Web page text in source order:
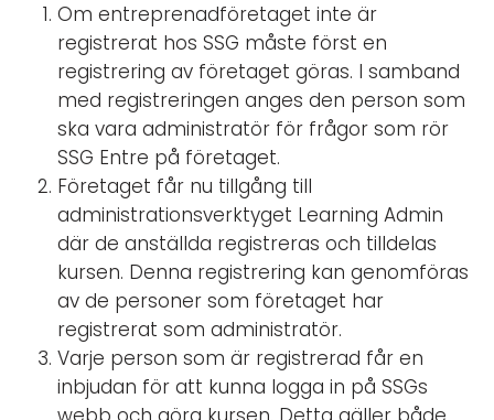
Om entreprenadföretaget inte är
registrerat hos SSG måste först en
registrering av företaget göras. I samband
med registreringen anges den person som
ska vara administratör för frågor som rör
SSG Entre på företaget.
Företaget får nu tillgång till
administrationsverktyget Learning Admin
där de anställda registreras och tilldelas
kursen. Denna registrering kan genomföras
av de personer som företaget har
registrerat som administratör.
Varje person som är registrerad får en
inbjudan för att kunna logga in på SSGs